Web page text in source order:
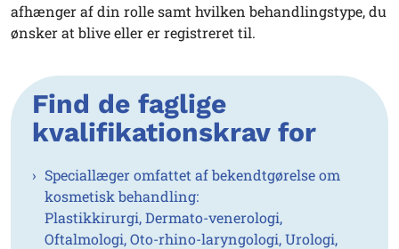
afhænger af din rolle samt hvilken behandlingstype, du
ønsker at blive eller er registreret til.
Find de faglige
kvalifikationskrav for
Speciallæger omfattet af bekendtgørelse om
kosmetisk behandling:
Plastikkirurgi, Dermato-venerologi,
Oftalmologi, Oto-rhino-laryngologi, Urologi,